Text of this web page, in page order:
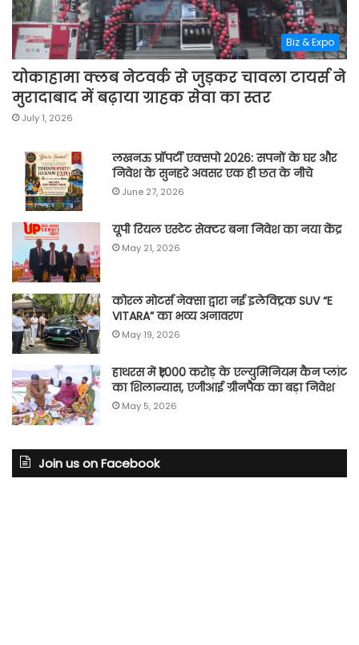
Biz & Expo
योकाहामा क्लब नेटवर्क से जुड़कर चावला टायर्स ने
मुरादाबाद में बढ़ाया ग्राहक सेवा का स्तर
July 1, 2026
लखनऊ प्रॉपर्टी एक्सपो 2026: सपनों के घर और
निवेश के सुनहरे अवसर एक ही छत के नीचे
June 27, 2026
यूपी रियल एस्टेट सेक्टर बना निवेश का नया केंद्र
May 21, 2026
कोरल मोटर्स नेक्सा द्वारा नई इलेक्ट्रिक SUV “E
VITARA” का भव्य अनावरण
May 19, 2026
हाथरस में ₹1,000 करोड़ के एल्युमिनियम कैन प्लांट
का शिलान्यास, एजीआई ग्रीनपैक का बड़ा निवेश
May 5, 2026
Join us on Facebook